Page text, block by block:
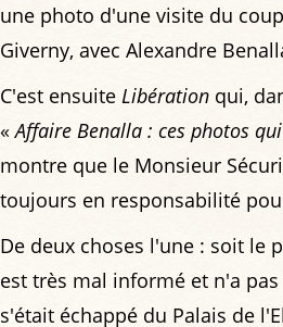
une photo d'une visite du
Giverny, avec Alexandre
C'est ensuite Libération qui,
«Affaire Benalla : ces photos
montre que le Monsieur
toujours en responsabilité
De deux choses l'une : soit le
est très mal informé et n'a
s'était échappé du Palais de